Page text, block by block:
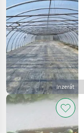
Inzerát